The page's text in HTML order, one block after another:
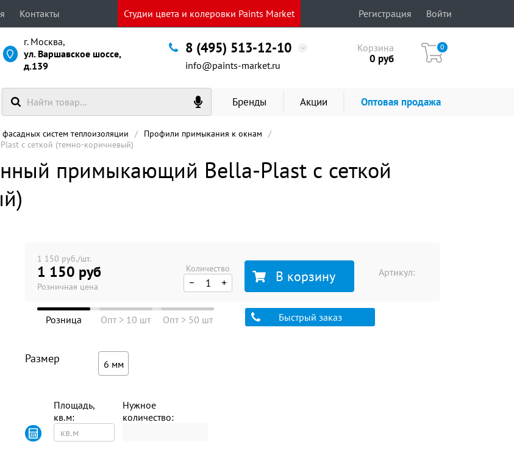
Контакты Студии цвета и колеровки Paints Market Регистрация Войти
г. Москва,
ул. Варшавское шоссе,
д.139
8 (495) 513-12-10
info@paints-market.ru
Корзина
0 руб
0
Бренды Акции Оптовая продажа
систем теплоизоляции
Профили примыкания к окнам
с сеткой (темно-коричневый)
примыкающий Bella-Plast с сеткой
1 150 руб./шт.
1 150 руб
Розничная цена
Количество В корзину Артикул:
Быстрый заказ
Розница Опт > 10 шт Опт > 50 шт
Размер 6 мм
Площадь,
кв.м:
Нужное
количество: